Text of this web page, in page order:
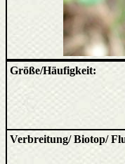
Größe/Häufigkeit:
Verbreitung/ Biotop/